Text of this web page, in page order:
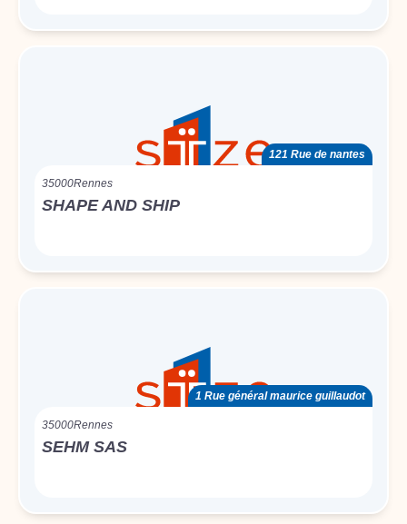
121 Rue de nantes
35000Rennes
SHAPE AND SHIP
1 Rue général maurice guillaudot
35000Rennes
SEHM SAS